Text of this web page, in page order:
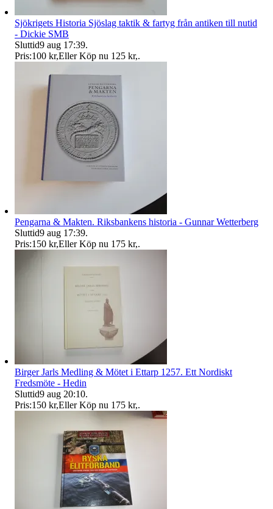
Sjökrigets Historia Sjöslag taktik & fartyg från antiken till nutid
- Dickie SMB
Sluttid9 aug 17:39.
Pris:100 kr,Eller Köp nu 125 kr,.
Pengarna & Makten. Riksbankens historia - Gunnar Wetterberg
Sluttid9 aug 17:39.
Pris:150 kr,Eller Köp nu 175 kr,.
Birger Jarls Medling & Mötet i Ettarp 1257. Ett Nordiskt
Fredsmöte - Hedin
Sluttid9 aug 20:10.
Pris:150 kr,Eller Köp nu 175 kr,.